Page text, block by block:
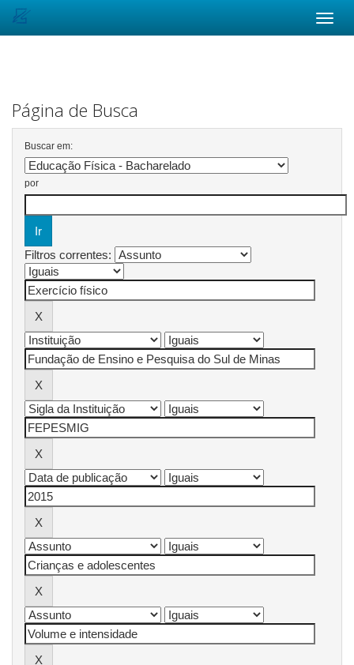
Página de Busca
Buscar em:
por
Filtros correntes: